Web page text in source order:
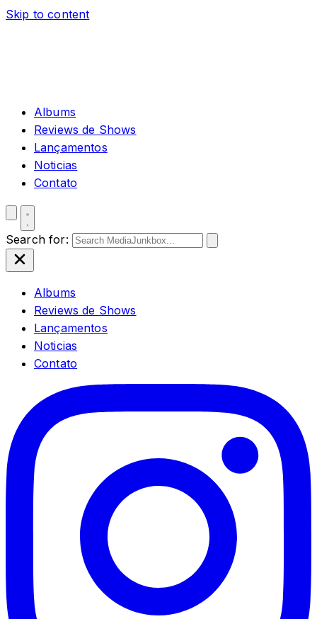
Skip to content
Albums
Reviews de Shows
Lançamentos
Noticias
Contato
Search for:
Albums
Reviews de Shows
Lançamentos
Noticias
Contato